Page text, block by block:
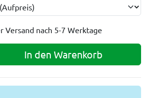
Versand nach 5-7 Werktage
In den Warenkorb